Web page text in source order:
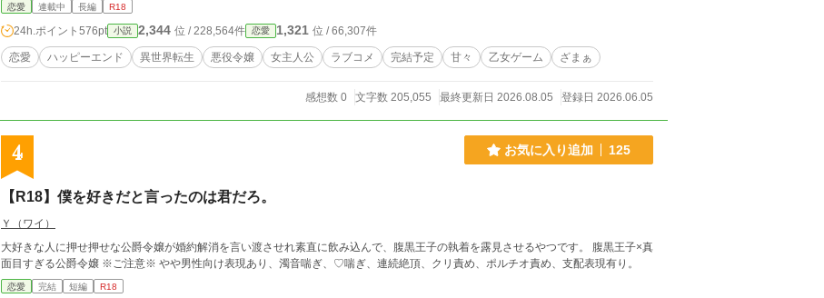
恋愛 連載中 長編 R18
24h.ポイント 576pt 小説 2,344 位 / 228,564件 恋愛 1,321 位 / 66,307件
恋愛 ハッピーエンド 異世界転生 悪役令嬢 女主人公 ラブコメ 完結予定 甘々 乙女ゲーム ざまぁ
感想数 0 文字数 205,055 最終更新日 2026.08.05 登録日 2026.06.05
4 お気に入り追加 125
【R18】僕を好きだと言ったのは君だろ。
Ｙ（ワイ）
大好きな人に押せ押せな公爵令嬢が婚約解消を言い渡させれ素直に飲み込んで、腹黒王子の執着を露見させるやつです。 腹黒王子×真
面目すぎる公爵令嬢 ※ご注意※ やや男性向け表現あり、濁音喘ぎ、♡喘ぎ、連続絶頂、クリ責め、ポルチオ責め、支配表現有り。
恋愛 完結 短編 R18